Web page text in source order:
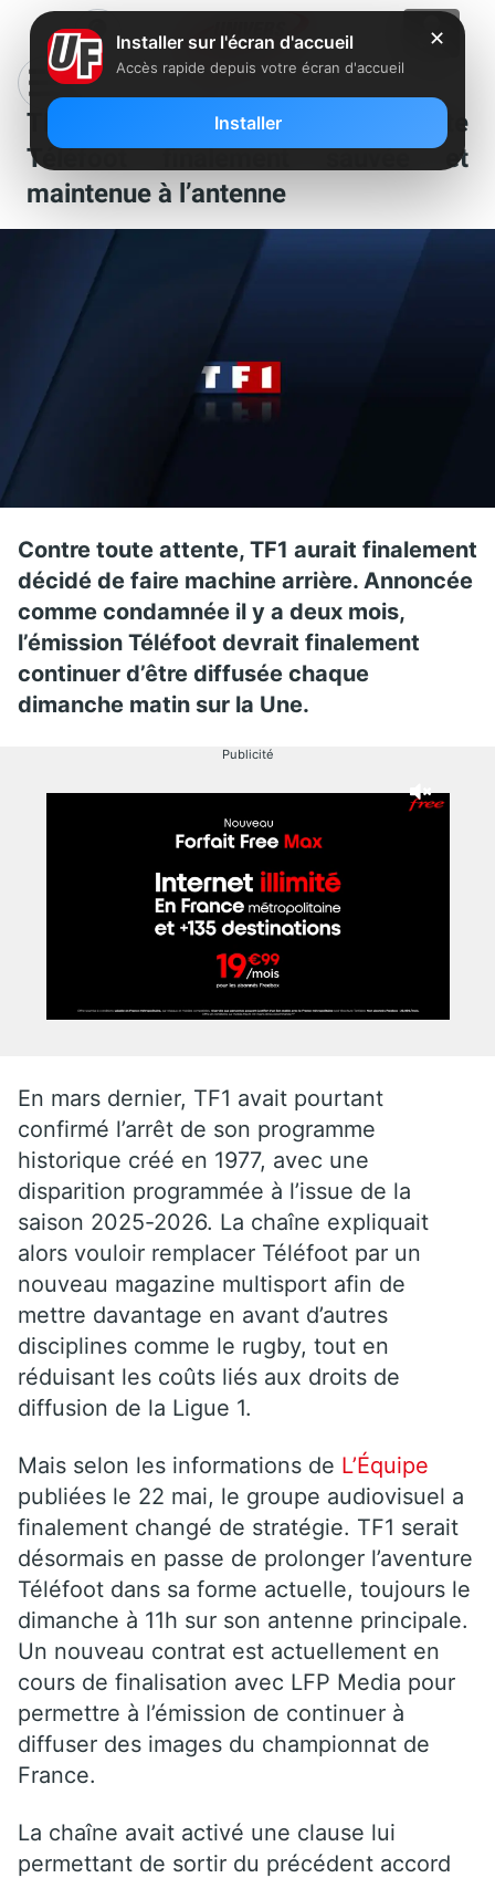
TF1 fait volte-face : l’émission culte
Téléfoot finalement sauvée et
maintenue à l’antenne
Contre toute attente, TF1 aurait finalement
décidé de faire machine arrière. Annoncée
comme condamnée il y a deux mois,
l’émission Téléfoot devrait finalement
continuer d’être diffusée chaque
dimanche matin sur la Une.
Publicité
En mars dernier, TF1 avait pourtant
confirmé l’arrêt de son programme
historique créé en 1977, avec une
disparition programmée à l’issue de la
saison 2025-2026. La chaîne expliquait
alors vouloir remplacer Téléfoot par un
nouveau magazine multisport afin de
mettre davantage en avant d’autres
disciplines comme le rugby, tout en
réduisant les coûts liés aux droits de
diffusion de la Ligue 1.
Mais selon les informations de L’Équipe
publiées le 22 mai, le groupe audiovisuel a
finalement changé de stratégie. TF1 serait
désormais en passe de prolonger l’aventure
Téléfoot dans sa forme actuelle, toujours le
dimanche à 11h sur son antenne principale.
Un nouveau contrat est actuellement en
cours de finalisation avec LFP Media pour
permettre à l’émission de continuer à
diffuser des images du championnat de
France.
La chaîne avait activé une clause lui
permettant de sortir du précédent accord
✕
Installer sur l'écran d'accueil
Accès rapide depuis votre écran d'accueil
Installer